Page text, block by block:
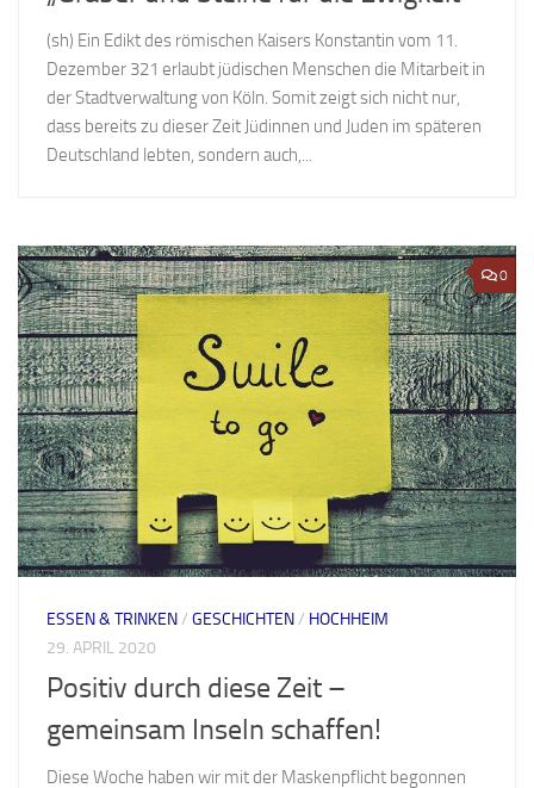
(sh) Ein Edikt des römischen Kaisers Konstantin vom 11.
Dezember 321 erlaubt jüdischen Menschen die Mitarbeit in
der Stadtverwaltung von Köln. Somit zeigt sich nicht nur,
dass bereits zu dieser Zeit Jüdinnen und Juden im späteren
Deutschland lebten, sondern auch,...
0
ESSEN & TRINKEN/ GESCHICHTEN/ HOCHHEIM
29. APRIL 2020
Positiv durch diese Zeit –
gemeinsam Inseln schaffen!
Diese Woche haben wir mit der Maskenpflicht begonnen